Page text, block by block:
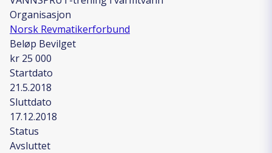
Organisasjon
Norsk Revmatikerforbund
Beløp Bevilget
kr 25 000
Startdato
21.5.2018
Sluttdato
17.12.2018
Status
Avsluttet